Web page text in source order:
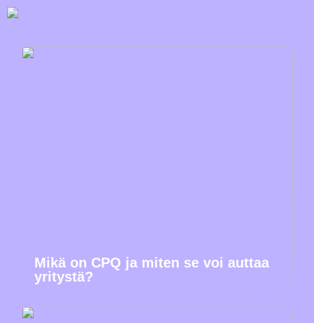
Mikä on CPQ ja miten se voi auttaa
yritystä?